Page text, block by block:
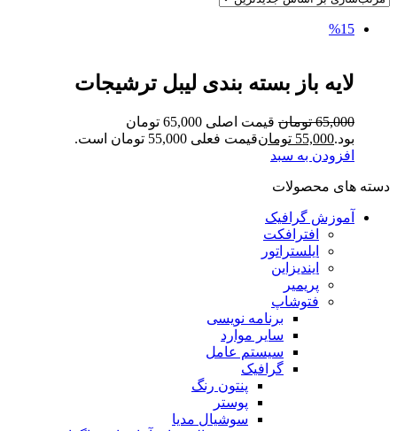
%15
لایه باز بسته بندی لیبل ترشیجات
65,000 تومان
قیمت اصلی 65,000 تومان
بود.55,000 تومانقیمت فعلی 55,000 تومان است.
افزودن به سبد
دسته های محصولات
آموزش گرافیک
افترافکت
ایلستراتور
ایندیزاین
پریمیر
فتوشاپ
برنامه نویسی
سایر موارد
سیستم عامل
گرافیک
پنتون رنگ
پوستر
سوشیال مدیا